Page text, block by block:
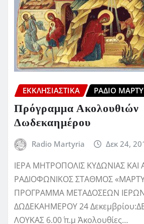
ΕΚΚΛΗΣΙΑΣΤΙΚΆ ΡΆΔΙΟ
Πρόγραμμα Ακολουθιών
Δωδεκαημέρου
Radio Martyria Δεκ 24,
ΙΕΡΑ ΜΗΤΡΟΠΟΛΙΣ ΚΥΔΩΝΙΑΣ
ΡΑΔΙΟΦΩΝΙΚΟΣ ΣΤΑΘΜΟΣ
ΠΡΟΓΡΑΜΜΑ ΜΕΤΑΔΟΣΕΩΝ
ΔΩΔΕΚΑΗΜΕΡΟΥ 24
ΛΟΥΚΑΣ 6.00΄ π.μ Ἀκολουθίες…